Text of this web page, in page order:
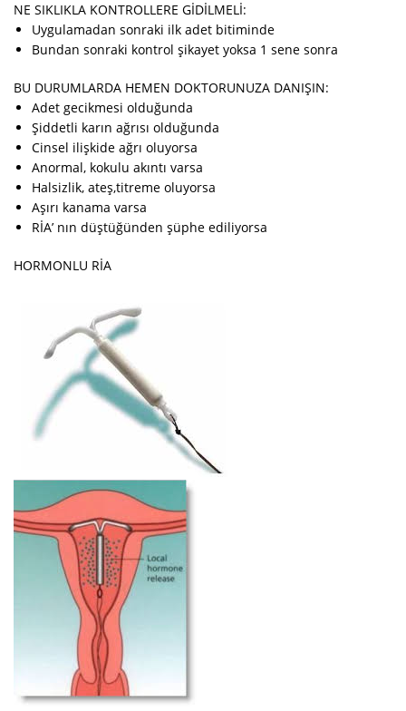
NE SIKLIKLA KONTROLLERE GİDİLMELİ:
Uygulamadan sonraki ilk adet bitiminde
Bundan sonraki kontrol şikayet yoksa 1 sene sonra
BU DURUMLARDA HEMEN DOKTORUNUZA DANIŞIN:
Adet gecikmesi olduğunda
Şiddetli karın ağrısı olduğunda
Cinsel ilişkide ağrı oluyorsa
Anormal, kokulu akıntı varsa
Halsizlik, ateş,titreme oluyorsa
Aşırı kanama varsa
RİA’ nın düştüğünden şüphe ediliyorsa
HORMONLU RİA